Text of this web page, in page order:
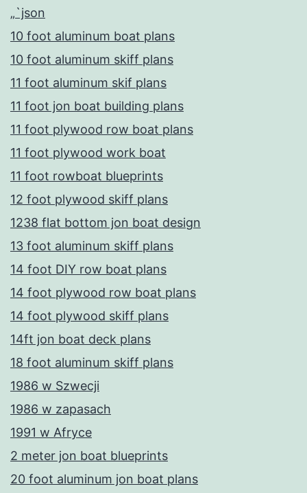
„`json
10 foot aluminum boat plans
10 foot aluminum skiff plans
11 foot aluminum skif plans
11 foot jon boat building plans
11 foot plywood row boat plans
11 foot plywood work boat
11 foot rowboat blueprints
12 foot plywood skiff plans
1238 flat bottom jon boat design
13 foot aluminum skiff plans
14 foot DIY row boat plans
14 foot plywood row boat plans
14 foot plywood skiff plans
14ft jon boat deck plans
18 foot aluminum skiff plans
1986 w Szwecji
1986 w zapasach
1991 w Afryce
2 meter jon boat blueprints
20 foot aluminum jon boat plans